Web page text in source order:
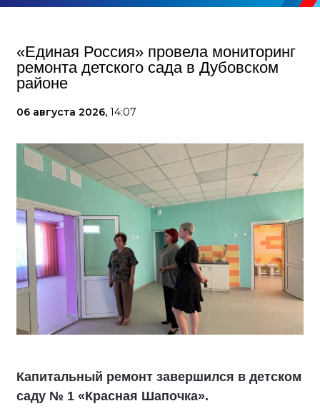
«Единая Россия» провела мониторинг
ремонта детского сада в Дубовском
районе
06 августа 2026, 14:07
Капитальный ремонт завершился в детском
саду № 1 «Красная Шапочка».